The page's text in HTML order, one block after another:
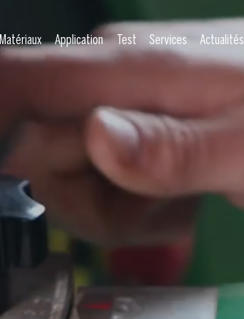
Matériaux Application Test Services Actualités